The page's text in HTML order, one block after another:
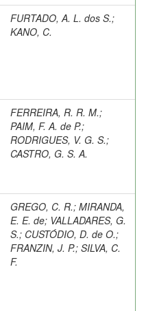
FURTADO, A. L. dos S.;
KANO, C.
FERREIRA, R. R. M.;
PAIM, F. A. de P.;
RODRIGUES, V. G. S.;
CASTRO, G. S. A.
GREGO, C. R.; MIRANDA,
E. E. de; VALLADARES, G.
S.; CUSTÓDIO, D. de O.;
FRANZIN, J. P.; SILVA, C.
F.